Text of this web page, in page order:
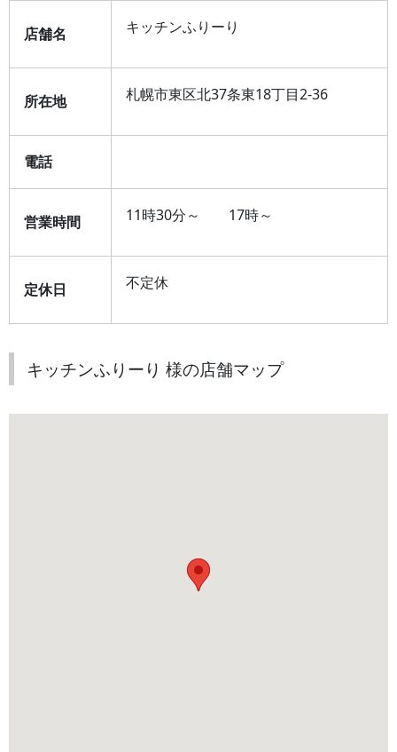
店舗名 キッチンふりーり
所在地 札幌市東区北37条東18丁目2-36
電話
営業時間 11時30分～ 17時～
定休日 不定休
キッチンふりーり 様の店舗マップ